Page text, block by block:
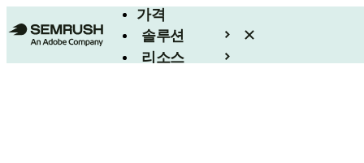
가격
솔루션
리소스